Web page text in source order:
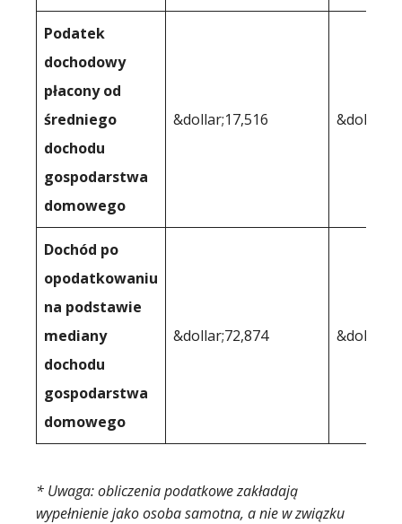
Podatek
dochodowy
płacony od
średniego
dochodu
gospodarstwa
domowego
&dollar;17,516
Dochód po
opodatkowaniu
na podstawie
mediany
dochodu
gospodarstwa
domowego
&dollar;72,874
* Uwaga: obliczenia podatkowe zakładają
wypełnienie jako osoba samotna, a nie w związku